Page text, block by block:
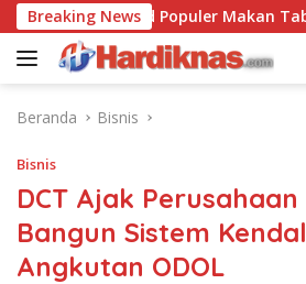
Langsung
ke
konten
Breaking News
Trend Populer Makan
Beranda Bisnis
Bisnis
DCT Ajak Perusahaan
Bangun Sistem
Angkutan ODOL